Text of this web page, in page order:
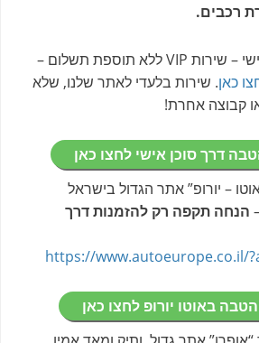
רכבים.
הזמנה דרך סוכן אישי – שירות VIP ללא תוספת תשלום –
כאן. שירות בלעדי לאתר שלנו, שלא
קבוצה אחרת!
דרך סוכן אישי לחצו כאן
“אוטו – יורופ” אתר הגדול בישראל
הנחה תקפה רק להזמנות דרך
https://www.autoeurope.co.il/
באוטו יורופ לחצו כאן